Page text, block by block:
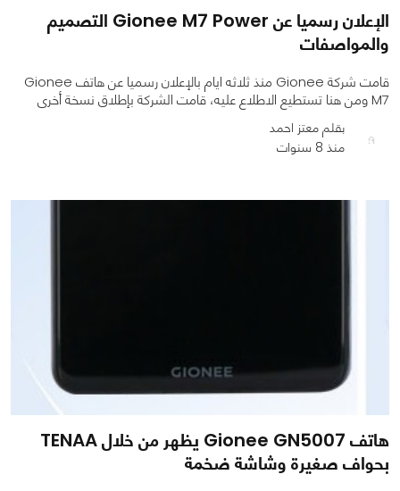
الإعلان رسميا عن Gionee M7 Power التصميم
والمواصفات
قامت شركة Gionee منذ ثلاثه ايام بالإعلان رسميا عن هاتف Gionee
M7 ومن هنا تستطيع الاطلاع عليه، قامت الشركة بإطلاق نسخة أخرى
بقلم معتز احمد
منذ 8 سنوات
هاتف Gionee GN5007 يظهر من خلال TENAA
بحواف صغيرة وشاشة ضخمة